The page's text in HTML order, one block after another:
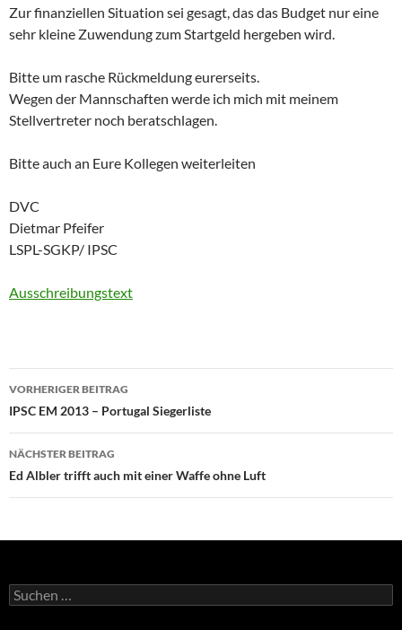
Zur finanziellen Situation sei gesagt, das das Budget nur eine
sehr kleine Zuwendung zum Startgeld hergeben wird.
Bitte um rasche Rückmeldung eurerseits.
Wegen der Mannschaften werde ich mich mit meinem
Stellvertreter noch beratschlagen.
Bitte auch an Eure Kollegen weiterleiten
DVC
Dietmar Pfeifer
LSPL-SGKP/ IPSC
Ausschreibungstext
Beitragsnavigation
VORHERIGER BEITRAG
IPSC EM 2013 – Portugal Siegerliste
NÄCHSTER BEITRAG
Ed Albler trifft auch mit einer Waffe ohne Luft
Suchen
nach: